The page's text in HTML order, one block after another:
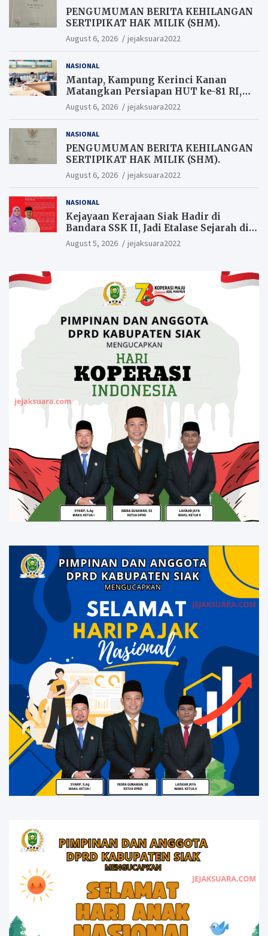
PENGUMUMAN BERITA KEHILANGAN
SERTIPIKAT HAK MILIK (SHM).
August 6, 2026 jejaksuara2022
NASIONAL
Mantap, Kampung Kerinci Kanan
Matangkan Persiapan HUT ke-81 RI,
Warga yang ikut Upacara
Berkesempatan Raih Hadiah
August 6, 2026 jejaksuara2022
NASIONAL
PENGUMUMAN BERITA KEHILANGAN
SERTIPIKAT HAK MILIK (SHM).
August 6, 2026 jejaksuara2022
NASIONAL
Kejayaan Kerajaan Siak Hadir di
Bandara SSK II, Jadi Etalase Sejarah di
Gerbang Riau
August 5, 2026 jejaksuara2022